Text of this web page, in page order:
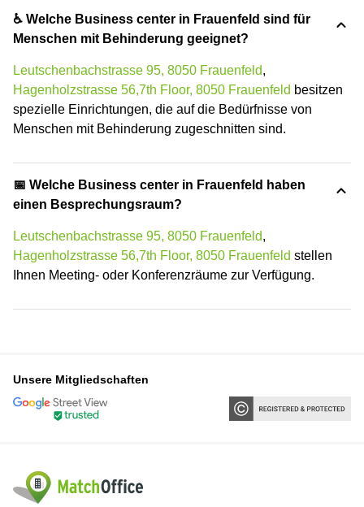
♿ Welche Business center in Frauenfeld sind für
Menschen mit Behinderung geeignet?
Leutschenbachstrasse 95, 8050 Frauenfeld,
Hagenholzstrasse 56,7th Floor, 8050 Frauenfeld besitzen
spezielle Einrichtungen, die auf die Bedürfnisse von
Menschen mit Behinderung zugeschnitten sind.
📅 Welche Business center in Frauenfeld haben
einen Besprechungsraum?
Leutschenbachstrasse 95, 8050 Frauenfeld,
Hagenholzstrasse 56,7th Floor, 8050 Frauenfeld stellen
Ihnen Meeting- oder Konferenzräume zur Verfügung.
Unsere Mitgliedschaften